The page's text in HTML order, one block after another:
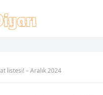
listesi! – Aralık 2024